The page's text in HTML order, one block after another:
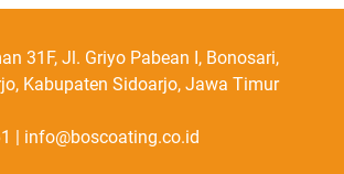
31F, Jl. Griyo Pabean I, Bonosari,
Kabupaten Sidoarjo, Jawa Timur
| info@boscoating.co.id